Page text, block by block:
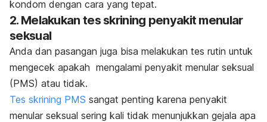
kondom dengan cara yang tepat.
2. Melakukan tes skrining penyakit menular
seksual
Anda dan pasangan juga bisa melakukan tes rutin untuk
mengecek apakah mengalami penyakit menular seksual
(PMS) atau tidak.
Tes skrining PMS sangat penting karena penyakit
menular seksual sering kali tidak menunjukkan gejala apa